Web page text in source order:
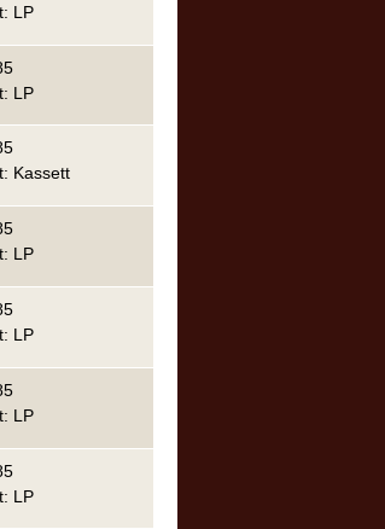
LP
LP
Kassett
LP
LP
LP
LP